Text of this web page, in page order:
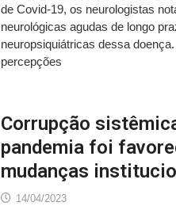
de Covid-19, os neurologistas
neurológicas agudas de longo
neuropsiquiátricas dessa
percepções
Corrupção
pandemia foi
mudanças
14/04/2023